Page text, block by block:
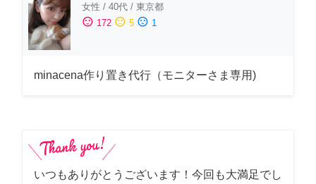
女性 / 40代 / 東京都
sentiment_satisfied 172 sentiment_neutral 5 sentiment_dissatisfied 1
minacena作り置き代行（モニターさま専用)
いつもありがとうございます！今回も大満足でし